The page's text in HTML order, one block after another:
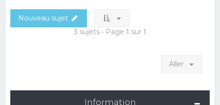
Nouveau sujet
3 sujets • Page 1 sur 1
Aller
Information